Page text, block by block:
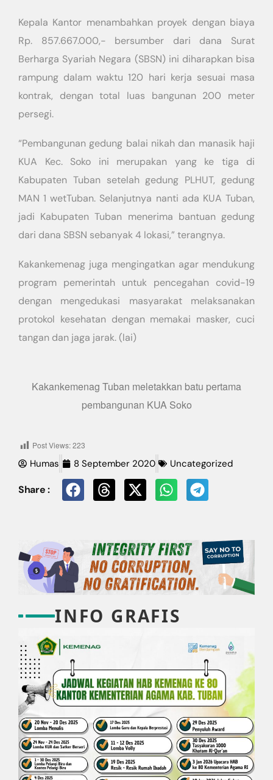
Kepala Kantor menambahkan proyek dengan biaya
Rp. 857.667.000,- bersumber dari dana Surat
Berharga Syariah Negara (SBSN) ini diharapkan bisa
rampung dalam waktu 120 hari kerja sesuai masa
kontrak, dengan total luas bangunan 200 meter
persegi.
“Pembangunan gedung balai nikah dan manasik haji
KUA Kec. Soko ini merupakan yang ke tiga di
Kabupaten Tuban setelah gedung PLHUT, gedung
MAN 1 wetTuban. Selanjutnya nanti ada KUA Tuban,
jadi Kabupaten Tuban menerima bantuan gedung
dari dana SBSN sebanyak 4 lokasi,” terangnya.
Kakankemenag juga mengingatkan agar mendukung
program pemerintah untuk pencegahan covid-19
dengan mengedukasi masyarakat melaksanakan
protokol kesehatan dengan memakai masker, cuci
tangan dan jaga jarak. (lai)
Kakankemenag Tuban meletakkan batu pertama
pembangunan KUA Soko
Post Views:223
Humas 8 September 2020 Uncategorized
Share :
INFO GRAFIS